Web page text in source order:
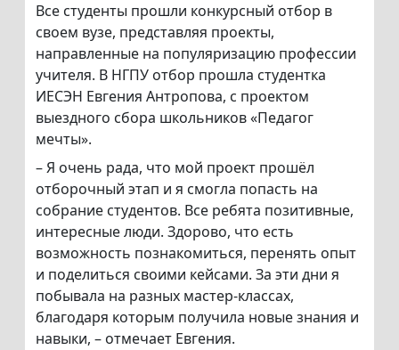
Все студенты прошли конкурсный отбор в
своем вузе, представляя проекты,
направленные на популяризацию профессии
учителя. В НГПУ отбор прошла студентка
ИЕСЭН Евгения Антропова, с проектом
выездного сбора школьников «Педагог
мечты».
– Я очень рада, что мой проект прошёл
отборочный этап и я смогла попасть на
собрание студентов. Все ребята позитивные,
интересные люди. Здорово, что есть
возможность познакомиться, перенять опыт
и поделиться своими кейсами. За эти дни я
побывала на разных мастер-классах,
благодаря которым получила новые знания и
навыки, – отмечает Евгения.